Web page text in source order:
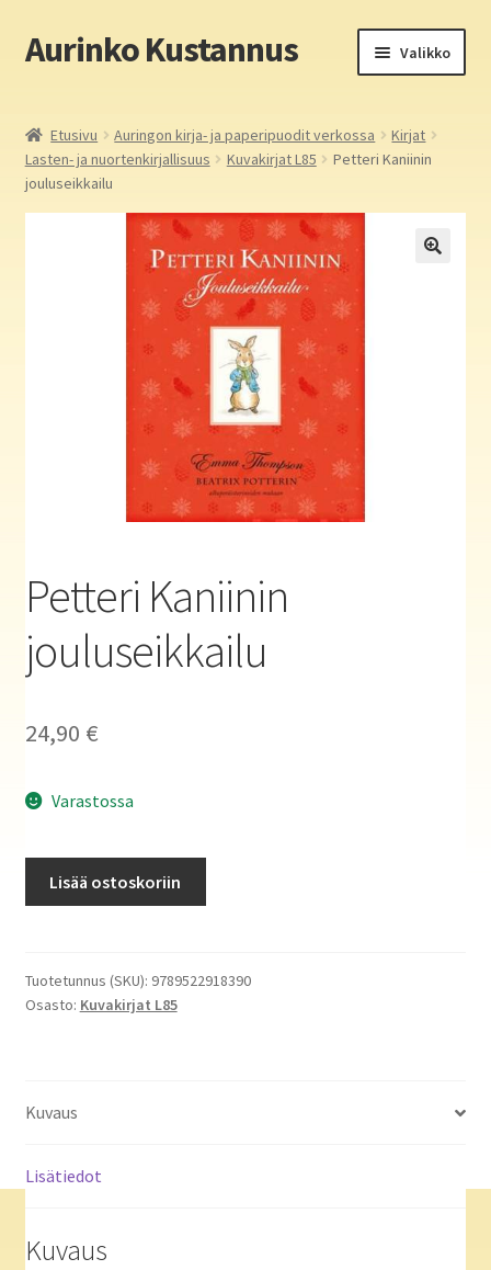
Siirry
navigointiin
Siirry
sisältöön
Aurinko Kustannus Valikko
Yritys
Aurinko Kustannus: kirjat
Auringon kirja- ja paperipuodit verkossa
Haluatko kirjailijaksi?
Etusivu Auringon kirja- ja paperipuodit verkossa
Kirjat
Lasten- ja nuortenkirjallisuus
Kuvakirjat L85
Petteri Kaniinin
jouluseikkailu
Petteri Kaniinin
jouluseikkailu
24,90 €
Varastossa
Lisää ostoskoriin
Tuotetunnus (SKU): 9789522918390
Osasto: Kuvakirjat L85
Kuvaus
Lisätiedot
Kuvaus